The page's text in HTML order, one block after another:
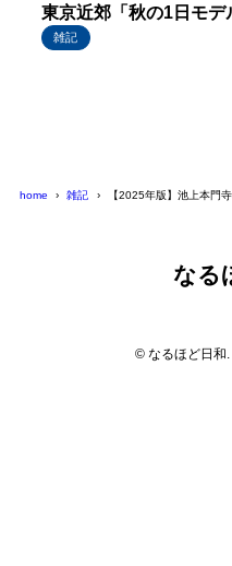
東京近郊「秋の1日モデ
雑記
home 雑記 【2025年版】池上本門
なる
© なるほど日和